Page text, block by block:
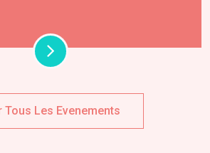
Tous Les Evenements